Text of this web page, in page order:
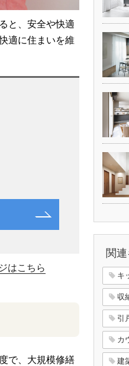
と、安全や快適
適に住まいを維
はこちら
で、大規模修繕
関
キ
収
引
カ
建